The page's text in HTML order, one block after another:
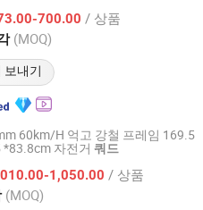
700.00 / 상품
(MOQ)
보내기
후 2010
60km/H 억고 강철 프레임 169.5
자전거 쿼드
1,050.00 / 상품
(MOQ)
후 2026